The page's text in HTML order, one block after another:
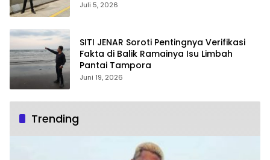
Juli 5, 2026
SITI JENAR Soroti Pentingnya Verifikasi
Fakta di Balik Ramainya Isu Limbah
Pantai Tampora
Juni 19, 2026
Trending